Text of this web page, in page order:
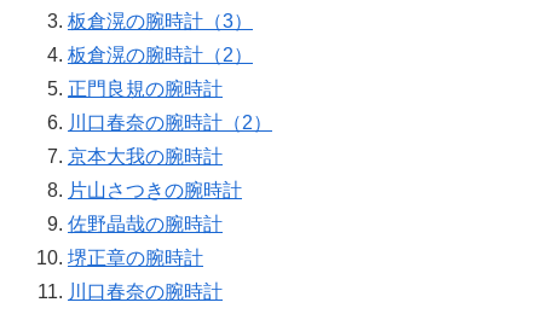
板倉滉の腕時計（3）
板倉滉の腕時計（2）
正門良規の腕時計
川口春奈の腕時計（2）
京本大我の腕時計
片山さつきの腕時計
佐野晶哉の腕時計
堺正章の腕時計
川口春奈の腕時計